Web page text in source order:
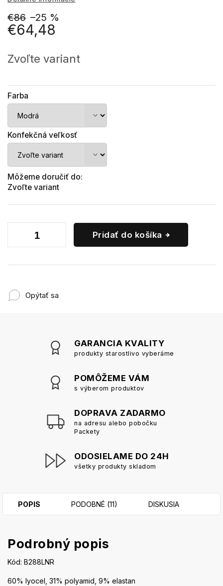
€86 –25 %
€64,48
cena:
Zvoľte variant
Farba
Konfekčná veľkosť
Môžeme doručiť do:
Zvoľte variant
Pridať do košíka
Opýtať sa
GARANCIA KVALITY
produkty starostlivo vyberáme
POMÔŽEME VÁM
s výberom produktov
DOPRAVA ZADARMO
na adresu alebo pobočku
Packety
ODOSIELAME DO 24H
všetky produkty skladom
POPIS PODOBNÉ (11) DISKUSIA
Podrobný popis
Kód: B288LNR
60% lyocel, 31% polyamid, 9% elastan